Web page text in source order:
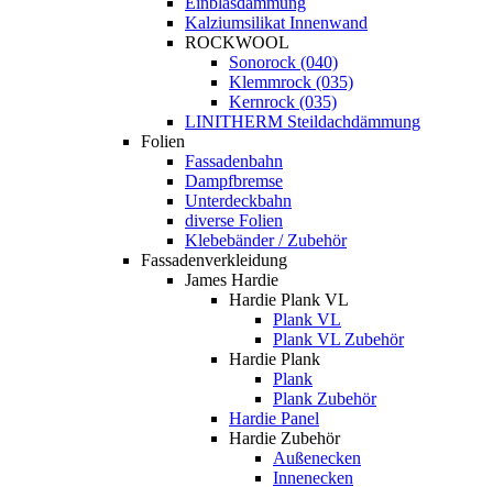
Kalziumsilikat Innenwand
ROCKWOOL
Sonorock (040)
Klemmrock (035)
Kernrock (035)
LINITHERM Steildachdämmung
Folien
Fassadenbahn
Dampfbremse
Unterdeckbahn
diverse Folien
Klebebänder / Zubehör
Fassadenverkleidung
James Hardie
Hardie Plank VL
Plank VL
Plank VL Zubehör
Hardie Plank
Plank
Plank Zubehör
Hardie Panel
Hardie Zubehör
Außenecken
Innenecken